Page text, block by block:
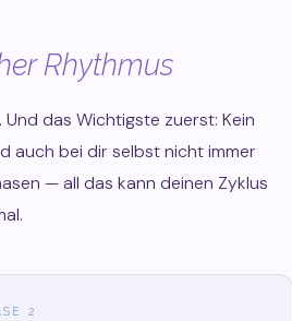
Rhythmus
das Wichtigste zuerst: Kein
auch bei dir selbst nicht immer
— all das kann deinen Zyklus
2